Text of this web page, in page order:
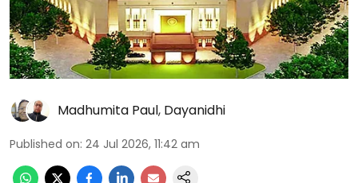
Madhumita Paul, Dayanidhi
Published on: 24 Jul 2026, 11:42 am